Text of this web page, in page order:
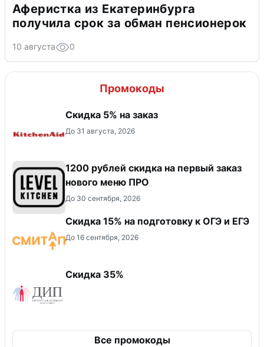
Аферистка из Екатеринбурга
получила срок за обман пенсионерок
10 августа 0
Промокоды
Скидка 5% на заказ
До 31 августа, 2026
​1200 рублей скидка на первый заказ
нового меню ПРО
До 30 сентября, 2026
Скидка 15% на подготовку к ОГЭ и ЕГЭ
До 16 сентября, 2026
Скидка 35%
Все промокоды